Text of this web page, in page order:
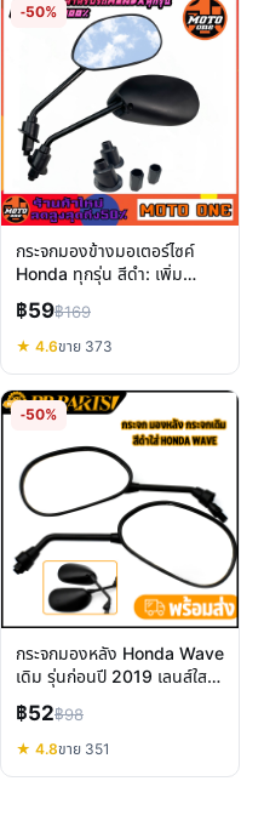
-50%
กระจกมองข้างมอเตอร์ไซค์
Honda ทุกรุ่น สีดำ: เพิ่ม
ทัศนวิสัย ปลอดภัยทุกเส้นทาง
฿59฿169
★ 4.6ขาย 373
-50%
กระจกมองหลัง Honda Wave
เดิม รุ่นก่อนปี 2019 เลนส์ใส
ติดตั้งง่าย คืนความคมชัด
฿52฿98
★ 4.8ขาย 351